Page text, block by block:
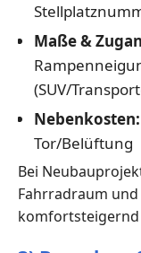
Maße &
(SUV/
Nebenkosten:
Tor/Belüftung
Bei
Fahrradraum und